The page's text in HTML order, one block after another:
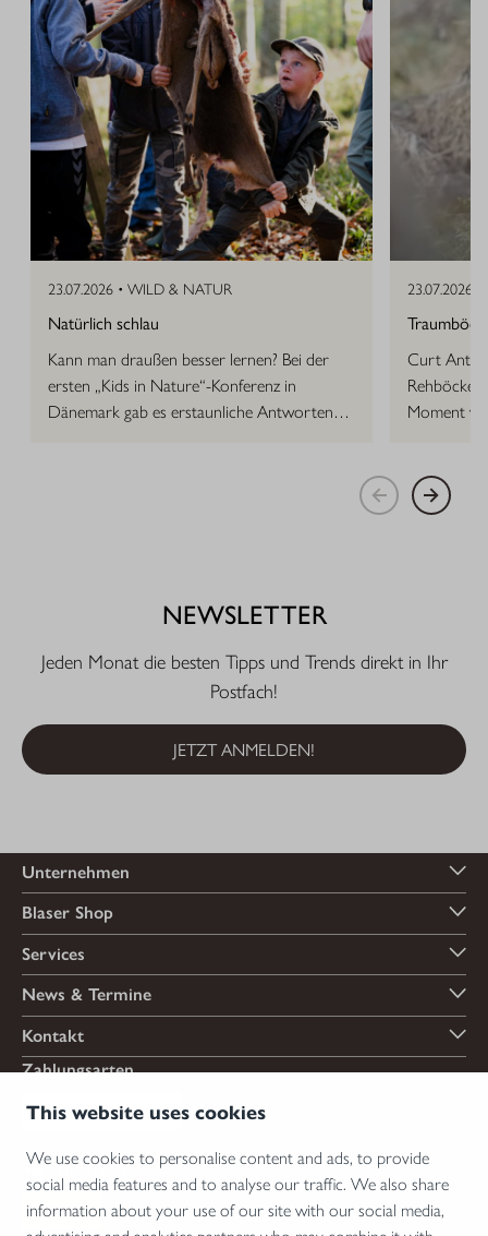
This website uses cookies
We use cookies to personalise content and ads, to provide
social media features and to analyse our traffic. We also share
information about your use of our site with our social media,
23.07.2026 • WILD & NATUR
Natürlich schlau
Kann man draußen besser lernen? Bei der
ersten „Kids in Nature“-Konferenz in
Dänemark gab es erstaunliche Antworten
23.07.2026 •
Curt Anton
Rehböcke,
Moment
NEWSLETTER
Jeden Monat die besten Tipps und Trends direkt in Ihr
Postfach!
JETZT ANMELDEN!
Unternehmen
Blaser Shop
Services
News & Termine
Kontakt
Zahlungsarten
Versandarten